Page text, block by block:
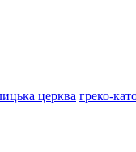
церква греко-